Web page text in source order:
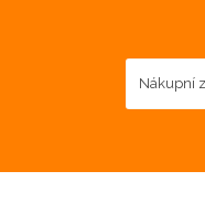
Nákupní